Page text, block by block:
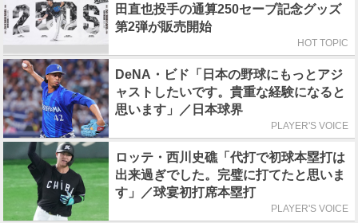
田直也投手の通算250セーブ記念グッズ
第2弾が販売開始
HOT TOPIC
DeNA・ビド「日本の野球にもっとアジ
ャストしたいです。貴重な経験になると
思います」／日本球界
PLAYER'S VOICE
ロッテ・西川史礁「代打で初球本塁打は
出来過ぎでした。完璧に打てたと思いま
す」／球宴初打席本塁打
PLAYER'S VOICE